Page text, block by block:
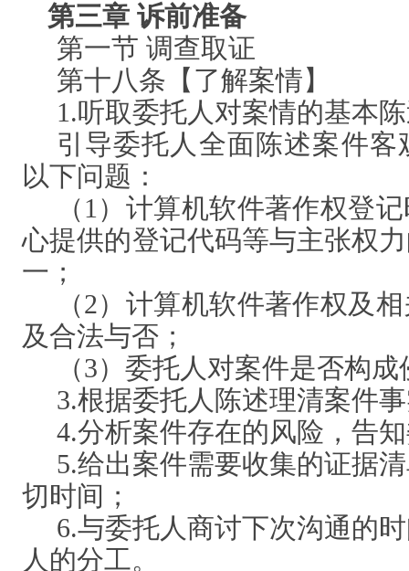
第三章 诉前准备
第一节 调查取证
第十八条【了解案情】
1.听取委托人对案情的基本
引导委托人全面陈述案件
以下问题：
（1）计算机软件著作权登
心提供的登记代码等与主张权
一；
（2）计算机软件著作权及
及合法与否；
（3）委托人对案件是否构
3.根据委托人陈述理清案件
4.分析案件存在的风险，告
5.给出案件需要收集的证据
切时间；
6.与委托人商讨下次沟通的
人的分工。